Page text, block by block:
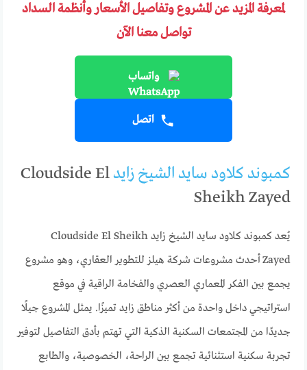
لمعرفة المزيد عن المشروع وتفاصيل الأسعار وأنظمة السداد
تواصل معنا الآن
واتساب
اتصل
كمبوند كلاود سايد الشيخ زايد Cloudside El
Sheikh Zayed
يُعد كمبوند كلاود سايد الشيخ زايد Cloudside El Sheikh
Zayed أحدث مشروعات شركة هيلز للتطوير العقاري، وهو مشروع
يجمع بين الفكر المعماري العصري والفخامة الراقية في موقع
استراتيجي داخل واحدة من أكثر مناطق زايد تميزًا. يمثل المشروع جيلًا
جديدًا من المجتمعات السكنية الذكية التي تهتم بأدق التفاصيل لتوفير
تجربة سكنية استثنائية تجمع بين الراحة، الخصوصية، والطابع